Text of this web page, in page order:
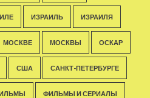
ИЗРАИЛЬ ИЗРАИЛЯ
МОСКВЕ МОСКВЫ ОСКАР
США САНКТ-ПЕТЕРБУРГЕ
ФИЛЬМЫ И СЕРИАЛЫ